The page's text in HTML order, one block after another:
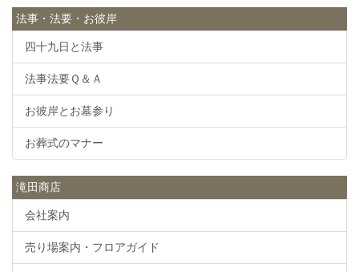
法事・法要・お彼岸
四十九日と法事
法事法要Ｑ＆Ａ
お彼岸とお墓参り
お葬式のマナー
滝田商店
会社案内
売り場案内・フロアガイド